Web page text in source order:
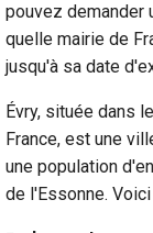
pouvez demander
quelle mairie de
jusqu'à sa date
Évry, située dans
France, est une
une population
de l'Essonne.